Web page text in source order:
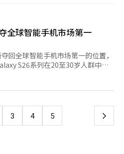
通过订阅家电和管理服务，建立了
电子则通过智能手机加强设备间连
家公司都在基于AI建立长期客户关
视线停留之处，AI竞争不再局限于
设计竞争正在重塑市场格局。在超
乃至城市的趋势中，胜负的关键在
更重要的是空间设计和连接结构。
（AI）系统翻译与编辑。
也被重点展示，通过精细控制
色彩和对比度。在移动设备方面，
”为中心的体验区，参观者可以体
功能，以及“超级稳定”功能带来
验也得到了加强，通过“Photo
图像，并在LED墙上展示结果。
展示了照片编辑、通话筛选和隐
展示了“Galaxy Buds4系列”听
XR”体验空间，提供沉浸
和游戏显示器等设备上享受同一游
同时，三星还推出了AI便携式投影
全球智能手机市场第一
回全球智能手机市场第一的位置，
S26系列在20至30岁人群中的
高人气。根据市场研究机构Omdia
劲预售表现和稳定的销售推动了
了10%以上。去年，三星在年出货
市场份额位居第一，三星以19%
3 4 5 下